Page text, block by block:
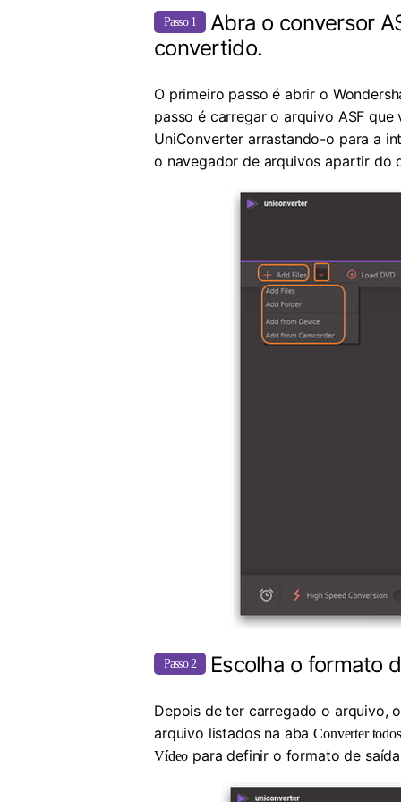
Passo 1
Abra o conversor
convertido.
O primeiro passo é abrir o
passo é carregar o arquivo ASF
UniConverter arrastando-o para a
o navegador de arquivos apartir do
Passo 2 Escolha o formato
Depois de ter carregado o arquivo,
arquivo listados na abaConverter
Vídeo para definir o formato de